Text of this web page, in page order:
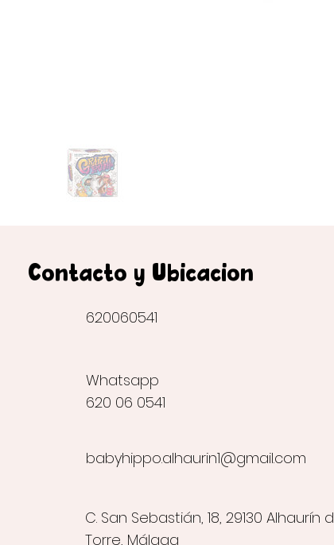
Contacto y Ubicación
620060541
Whatsapp
620 06 0541
babyhippo.alhaurin1@gmail.com
C. San Sebastián, 18, 29130 Alhaurín
Torre, Málaga